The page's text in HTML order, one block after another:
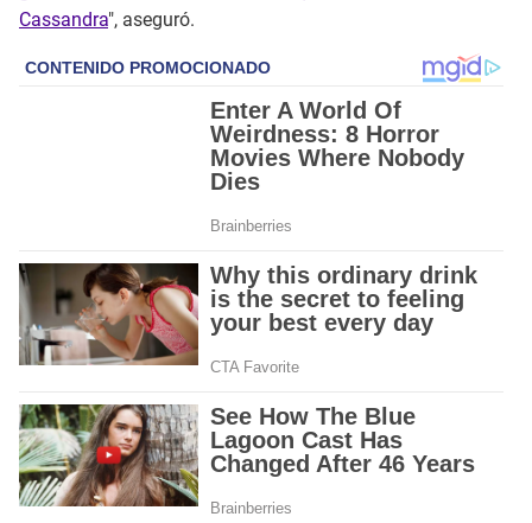
Cassandra", aseguró.